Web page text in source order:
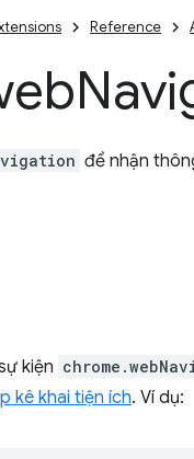
Reference
để nhận
kiện
kê khai tiện ích. Ví dụ: